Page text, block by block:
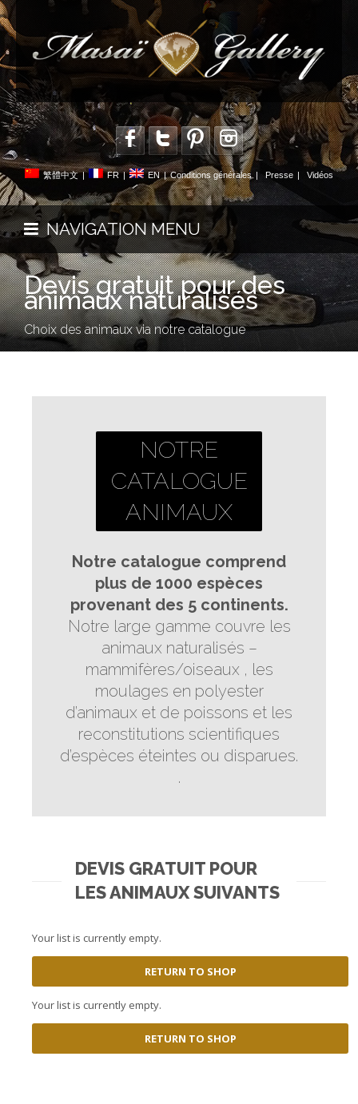
繁體中文 | FR | EN | Conditions générales Presse Vidéos
NAVIGATION MENU
Devis gratuit pour des
animaux naturalisés
Choix des animaux via notre catalogue
NOTRE
CATALOGUE
ANIMAUX
Notre catalogue comprend
plus de 1000 espèces
provenant des 5 continents.
Notre large gamme couvre les
animaux naturalisés –
mammifères/oiseaux , les
moulages en polyester
d’animaux et de poissons et les
reconstitutions scientifiques
d’espèces éteintes ou disparues.
.
DEVIS GRATUIT POUR
LES ANIMAUX SUIVANTS
Your list is currently empty.
RETURN TO SHOP
Your list is currently empty.
RETURN TO SHOP